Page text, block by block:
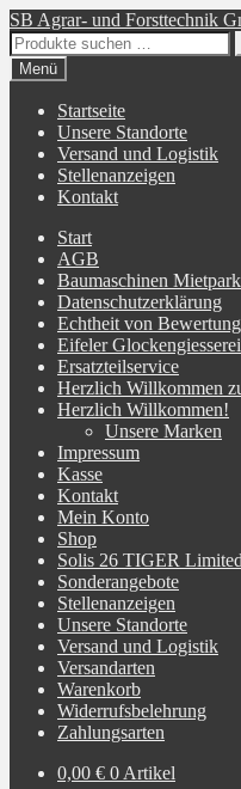
Zur
Navigation
springen
Zum
Inhalt
springen
SB Agrar- und Forsttechnik
Suchen
nach:
Menü
Startseite
Unsere Standorte
Versand und Logistik
Stellenanzeigen
Kontakt
Start
AGB
Baumaschinen
Datenschutzerklärung
Echtheit von
Eifeler Glockengiesserei
Ersatzteilservice
Herzlich Willkommen
Herzlich Willkommen!
Unsere Marken
Impressum
Kasse
Kontakt
Mein Konto
Shop
Solis 26 TIGER
Sonderangebote
Stellenanzeigen
Unsere Standorte
Versand und Logistik
Versandarten
Warenkorb
Widerrufsbelehrung
Zahlungsarten
0,00 € 0 Artikel